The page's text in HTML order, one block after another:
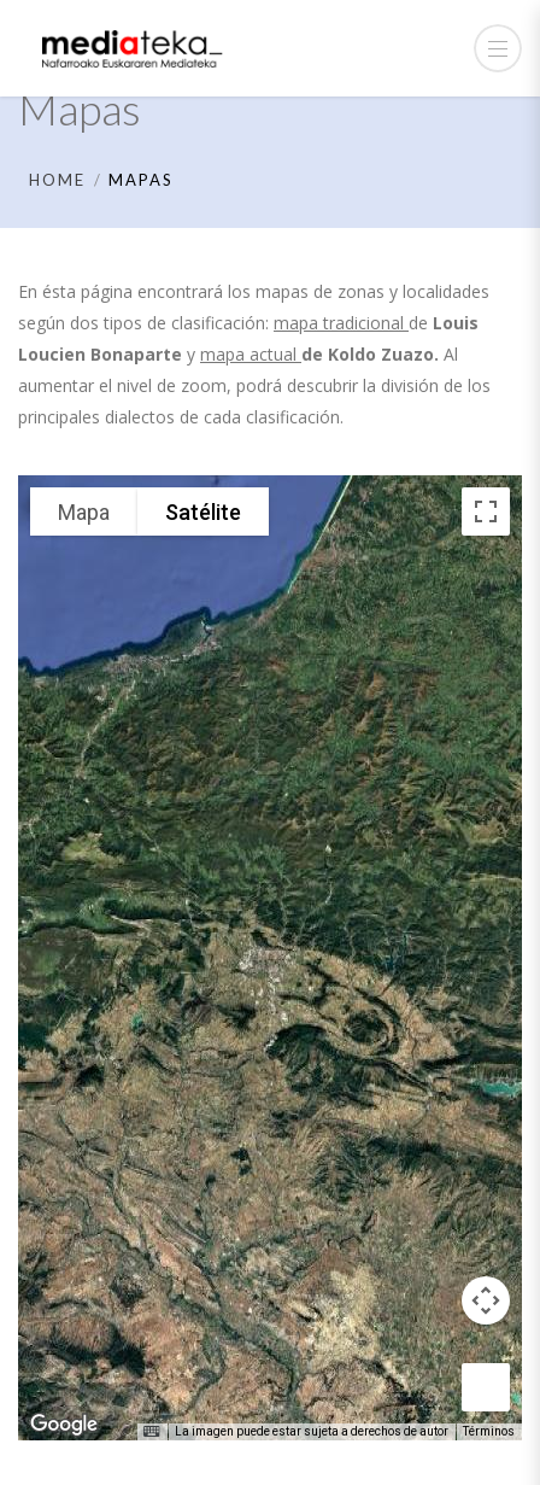
Mapas
HOME MAPAS
En ésta página encontrará los mapas de zonas y localidades
según dos tipos de clasificación: mapa tradicional de Louis
Loucien Bonaparte y mapa actual de Koldo Zuazo. Al
aumentar el nivel de zoom, podrá descubrir la división de los
principales dialectos de cada clasificación.
Mapa Satélite
La imagen puede estar sujeta a derechos de autor Términos